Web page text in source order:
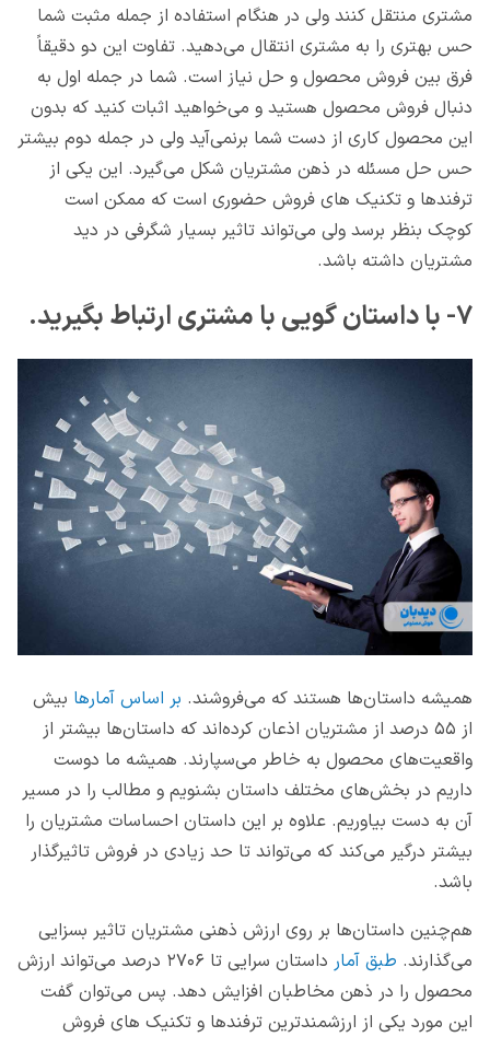
مشتری منتقل کنند ولی در هنگام استفاده از جمله مثبت شما
حس بهتری را به مشتری انتقال می‌دهید. تفاوت این دو دقیقاً
فرق بین فروش محصول و حل نیاز است. شما در جمله اول به
دنبال فروش محصول هستید و می‌خواهید اثبات کنید که بدون
این محصول کاری از دست شما برنمی‌آید ولی در جمله دوم بیشتر
حس حل مسئله در ذهن مشتریان شکل می‌گیرد. این یکی از
ترفندها و تکنیک های فروش حضوری است که ممکن است
کوچک بنظر برسد ولی می‌تواند تاثیر بسیار شگرفی در دید
مشتریان داشته باشد.
۷- با داستان گویی با مشتری ارتباط بگیرید.
همیشه داستان‌ها هستند که می‌فروشند. بر اساس آمارها بیش
از ۵۵ درصد از مشتریان اذعان کرده‌اند که داستان‌ها بیشتر از
واقعیت‌های محصول به خاطر می‌سپارند. همیشه ما دوست
داریم در بخش‌های مختلف داستان بشنویم و مطالب را در مسیر
آن به دست بیاوریم. علاوه بر این داستان احساسات مشتریان را
بیشتر درگیر می‌کند که می‌تواند تا حد زیادی در فروش تاثیرگذار
باشد.
هم‌چنین داستان‌ها بر روی ارزش ذهنی مشتریان تاثیر بسزایی
می‌گذارند. طبق آمار
داستان سرایی تا ۲۷۰۶ درصد می‌تواند ارزش
محصول را در ذهن مخاطبان افزایش دهد. پس می‌توان گفت
این مورد یکی از ارزشمندترین ترفندها و تکنیک های فروش